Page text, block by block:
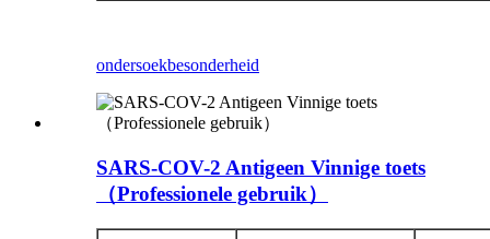
ondersoekbesonderheid
SARS-COV-2 Antigeen Vinnige toets
（Professionele gebruik）